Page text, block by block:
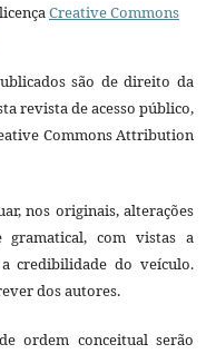
Creative Commons
são de direito da
revista de acesso público,
Commons Attribution
nos originais, alterações
com vistas a
credibilidade do veículo.
dos autores.
ordem conceitual serão